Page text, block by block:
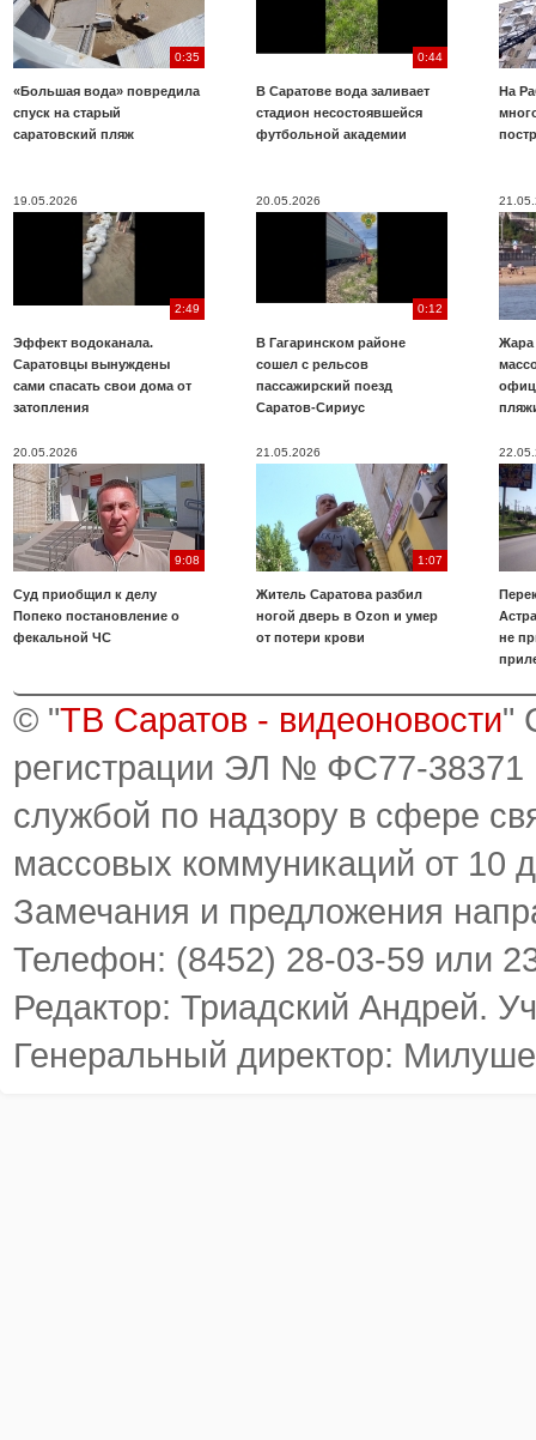
0:35
«Большая вода» повредила
спуск на старый
саратовский пляж
0:44
В Саратове вода заливает
стадион несостоявшейся
футбольной академии
На
19.05.2026
2:49
Эффект водоканала.
Саратовцы вынуждены
сами спасать свои дома от
затопления
20.05.2026
0:12
В Гагаринском районе
сошел с рельсов
пассажирский поезд
Саратов-Сириус
Жара
20.05.2026
9:08
Суд приобщил к делу
Попеко постановление о
фекальной ЧС
21.05.2026
1:07
Житель Саратова разбил
ногой дверь в Ozon и умер
от потери крови
не
© "ТВ Саратов - видеоновости"
регистрации ЭЛ № ФС77-38371
службой по надзору в сфере
массовых коммуникаций от 10
Замечания и предложения
Телефон: (8452) 28-03-59 или
Редактор: Триадский Андрей.
Генеральный директор: